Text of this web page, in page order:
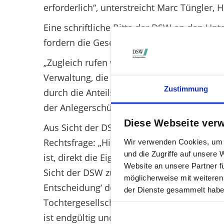
Zustimmung
Diese Webseite
Wir verwenden Cookies,
und die Zugriffe auf unsere
Website an unsere Partner
möglicherweise mit
der Dienste gesammelt
erforderlich“, unterstreicht Marc Tüngler,
Eine schriftliche Bitte der DSW an den
fordern die Gesellschaft hiermit öffentlich
„Zugleich rufen wir alle Rhön-Aktionäre
Verwaltung, die Aktionäre selbst eine
durch die Anteilseigner ist ein Quorum
der Anlegerschützer.
Aus Sicht der DSW stellt sich im
Rechtsfrage: „Hier geht es darum, bis zu
ist, direkt die Eigentümer zu fragen“, sagt
Sicht der DSW zu weit und seien auch
Entscheidung‘ des BGH können große
Tochtergesellschaft ausgegliedert
ist endgültig und wiegt daher schwerer